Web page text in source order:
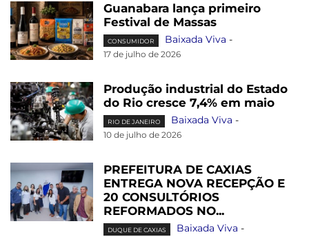
Guanabara lança primeiro
Festival de Massas
CONSUMIDOR Baixada Viva -
17 de julho de 2026
Produção industrial do Estado
do Rio cresce 7,4% em maio
RIO DE JANEIRO Baixada Viva -
10 de julho de 2026
PREFEITURA DE CAXIAS
ENTREGA NOVA RECEPÇÃO E
20 CONSULTÓRIOS
REFORMADOS NO...
DUQUE DE CAXIAS Baixada Viva -